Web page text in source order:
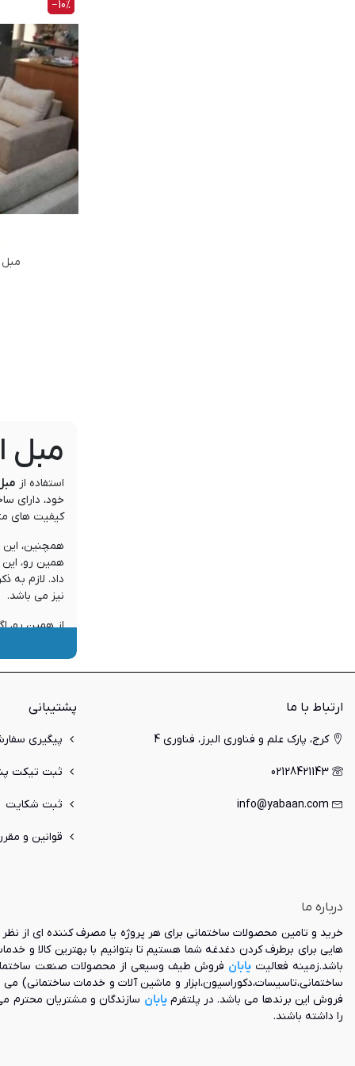
‎−10%
مبل
استفاده از
کیفیت های
همچنین، این
همین رو،
داد. لازم
نیز می باشد.
از همین رو،
است، مورد
زیبا و
در این بخش
مخمل، جیر
3) طراحی و
کرد.
4) تعداد نفرات: ترکیب مبل ال به گونه‌ای است که می‌تواند به صورت تک نفره، دو نفره یا سه نفره باشد.
ارتباط با ما
کرج، پارک علم و فناوری البرز، فناوری 4
02128421143
info@yabaan.com
پشتیبانی
پیگیری
ثبت تیکت
ثبت شکایت
قوانین و
درباره ما
خرید و تامین محصولات ساختمانی برای هر پروژه یا مصرف کننده ای از نظر
هایی برای برطرف کردن دغدغه شما هستیم تا بتوانیم با بهترین کالا و
باشد.زمینه فعالیت یابان فروش طیف وسیعی از محصولات صنعت ساختمان
ساختمانی،تاسیسات،دکوراسیون،ابزار و ماشین آلات و خدمات ساختمانی)
فروش این برندها می باشد. در پلتفرمیابان سازندگان و مشتریان
را داشته باشند.